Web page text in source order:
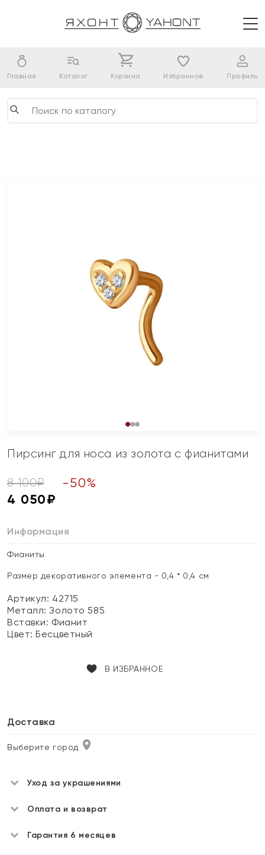
Главная Каталог Корзина Избранное Профиль
Пирсинг для носа из золота с фианитами
8 100₽ -50%
4 050₽
Информация
Фианиты
Размер декоративного элемента - 0,4 * 0,4 см
Артикул: 42715
Металл:Золото 585
Вставки: Фианит
Цвет:Бесцветный
В ИЗБРАННОЕ
Доставка
Выберите город
Уход за украшениями
Оплата и возврат
Гарантия 6 месяцев